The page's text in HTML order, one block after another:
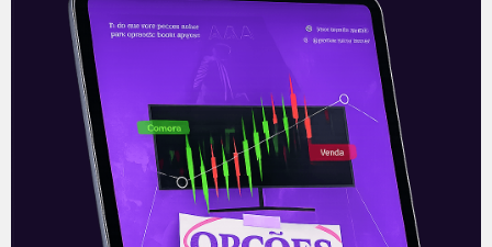
30/09/2021
E EU COM ISSO